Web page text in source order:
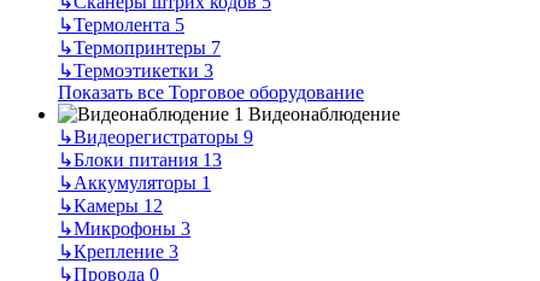
↳Термолента 5
↳Термопринтеры 7
↳Термоэтикетки 3
Показать все Торговое оборудование
Видеонаблюдение
↳Видеорегистраторы 9
↳Блоки питания 13
↳Аккумуляторы 1
↳Камеры 12
↳Микрофоны 3
↳Крепление 3
↳Провода 0